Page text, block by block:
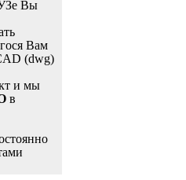
Вы
Вам
(dwg)
и мы
в